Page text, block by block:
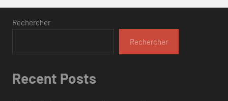
Rechercher
Rechercher
Recent Posts